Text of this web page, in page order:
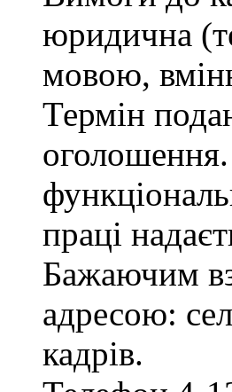
юридична
мовою,
Термін
праці
Бажаючим
адресою:
кадрів.